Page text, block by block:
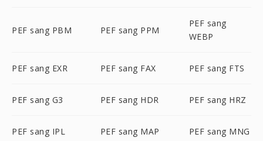
PEF sang PBM PEF sang PPM
PEF sang
WEBP
PEF sang EXR PEF sang FAX PEF sang FTS
PEF sang G3 PEF sang HDR PEF sang HRZ
PEF sang IPL PEF sang MAP PEF sang MNG